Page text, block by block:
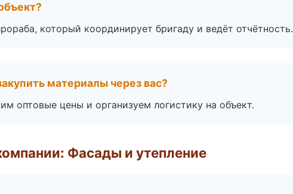
который координирует бригаду и ведёт отчётность.
материалы через вас?
оптовые цены и организуем логистику на объект.
Фасады и утепление